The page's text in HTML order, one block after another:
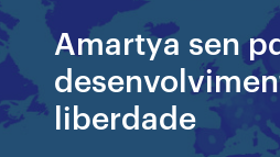
Amartya sen
liberdade